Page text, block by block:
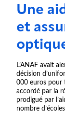
Une
et
L’ANAF avait
décision
000 euros pour
accordé par la
prodigué par
nombre